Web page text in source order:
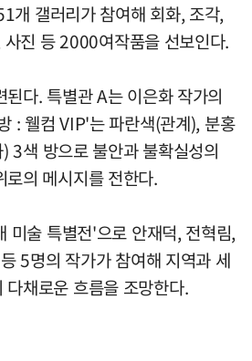
개 갤러리가 참여해 회화, 조각,
진 등 2000여작품을 선보인다.
다. 특별관 A는 이은화 작가의
: 웰컴 VIP'는 파란색(관계), 분홍
3색 방으로 불안과 불확실성의
의 메시지를 전한다.
미술 특별전'으로 안재덕, 전혁림,
5명의 작가가 참여해 지역과 세
다채로운 흐름을 조망한다.